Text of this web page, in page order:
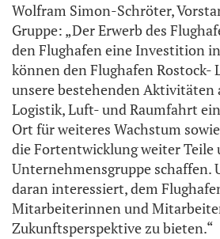
Wolfram Simon-Schröter,
Gruppe: „Der Erwerb des
den Flughafen eine Investition
können den Flughafen Rostock-
unsere bestehenden Aktivitäten
Logistik, Luft- und Raumfahrt
Ort für weiteres Wachstum
die Fortentwicklung weiter Teile
Unternehmensgruppe schaffen.
daran interessiert, dem
Mitarbeiterinnen und
Zukunftsperspektive zu bieten.“